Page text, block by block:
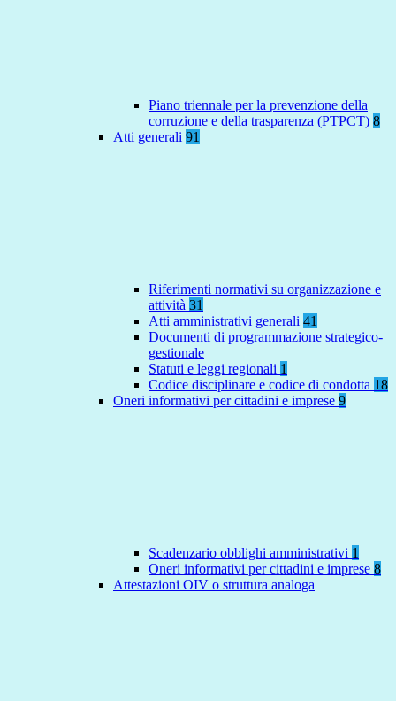
Piano triennale per la prevenzione della
corruzione e della trasparenza (PTPCT) 8
Atti generali 91
Riferimenti normativi su organizzazione e
attività 31
Atti amministrativi generali 41
Documenti di programmazione strategico-
gestionale
Statuti e leggi regionali 1
Codice disciplinare e codice di condotta 18
Oneri informativi per cittadini e imprese 9
Scadenzario obblighi amministrativi 1
Oneri informativi per cittadini e imprese 8
Attestazioni OIV o struttura analoga